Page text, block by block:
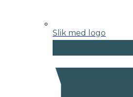
Slik med logo